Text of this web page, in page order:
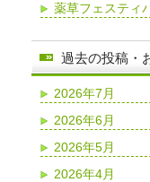
薬草フェスティ
過去の投稿・
2026年7月
2026年6月
2026年5月
2026年4月